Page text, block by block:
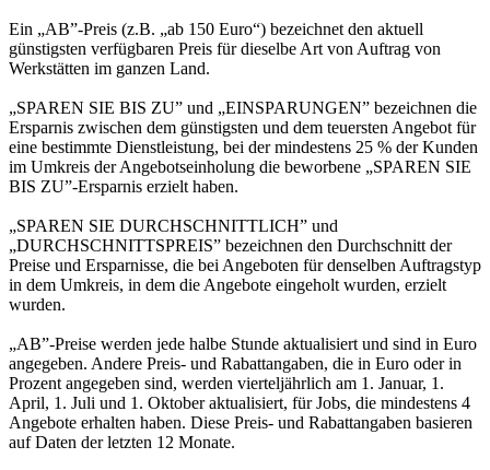
Ein „AB”-Preis (z.B. „ab 150 Euro“) bezeichnet den aktuell
günstigsten verfügbaren Preis für dieselbe Art von Auftrag von
Werkstätten im ganzen Land.
„SPAREN SIE BIS ZU” und „EINSPARUNGEN” bezeichnen die
Ersparnis zwischen dem günstigsten und dem teuersten Angebot für
eine bestimmte Dienstleistung, bei der mindestens 25 % der Kunden
im Umkreis der Angebotseinholung die beworbene „SPAREN SIE
BIS ZU”-Ersparnis erzielt haben.
„SPAREN SIE DURCHSCHNITTLICH” und
„DURCHSCHNITTSPREIS” bezeichnen den Durchschnitt der
Preise und Ersparnisse, die bei Angeboten für denselben Auftragstyp
in dem Umkreis, in dem die Angebote eingeholt wurden, erzielt
wurden.
„AB”-Preise werden jede halbe Stunde aktualisiert und sind in Euro
angegeben. Andere Preis- und Rabattangaben, die in Euro oder in
Prozent angegeben sind, werden vierteljährlich am 1. Januar, 1.
April, 1. Juli und 1. Oktober aktualisiert, für Jobs, die mindestens 4
Angebote erhalten haben. Diese Preis- und Rabattangaben basieren
auf Daten der letzten 12 Monate.